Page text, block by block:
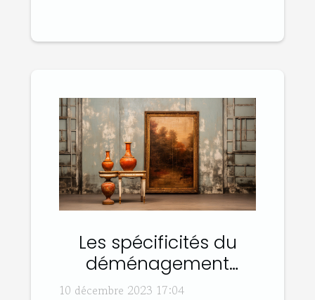
Les spécificités du
déménagement
d'objets d'art et
10 décembre 2023 17:04